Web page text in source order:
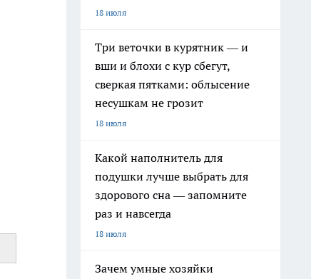
18 июля
Три веточки в курятник — и
вши и блохи с кур сбегут,
сверкая пятками: облысение
несушкам не грозит
18 июля
Какой наполнитель для
подушки лучше выбрать для
здорового сна — запомните
раз и навсегда
18 июля
Зачем умные хозяйки